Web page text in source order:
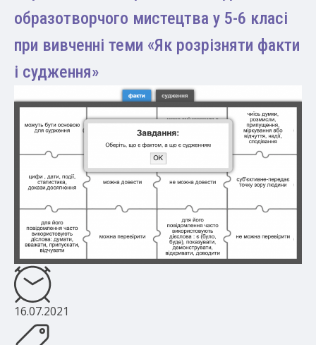
образотворчого мистецтва у 5-6 класі
при вивченні теми «Як розрізняти факти
і судження»
16.07.2021